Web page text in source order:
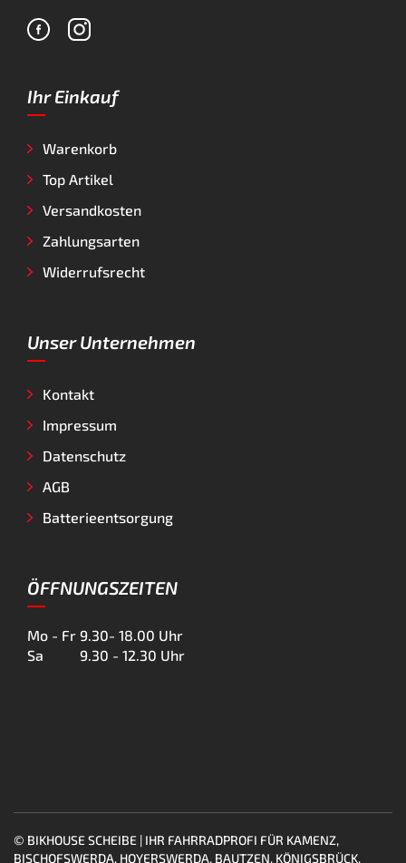
Ihr Einkauf
Warenkorb
Top Artikel
Versandkosten
Zahlungsarten
Widerrufsrecht
Unser Unternehmen
Kontakt
Impressum
Datenschutz
AGB
Batterieentsorgung
ÖFFNUNGSZEITEN
Mo - Fr 9.30- 18.00 Uhr
Sa
9.30 - 12.30 Uhr
© BIKHOUSE SCHEIBE | IHR FAHRRADPROFI FÜR KAMENZ,
BISCHOFSWERDA, HOYERSWERDA, BAUTZEN, KÖNIGSBRÜCK,